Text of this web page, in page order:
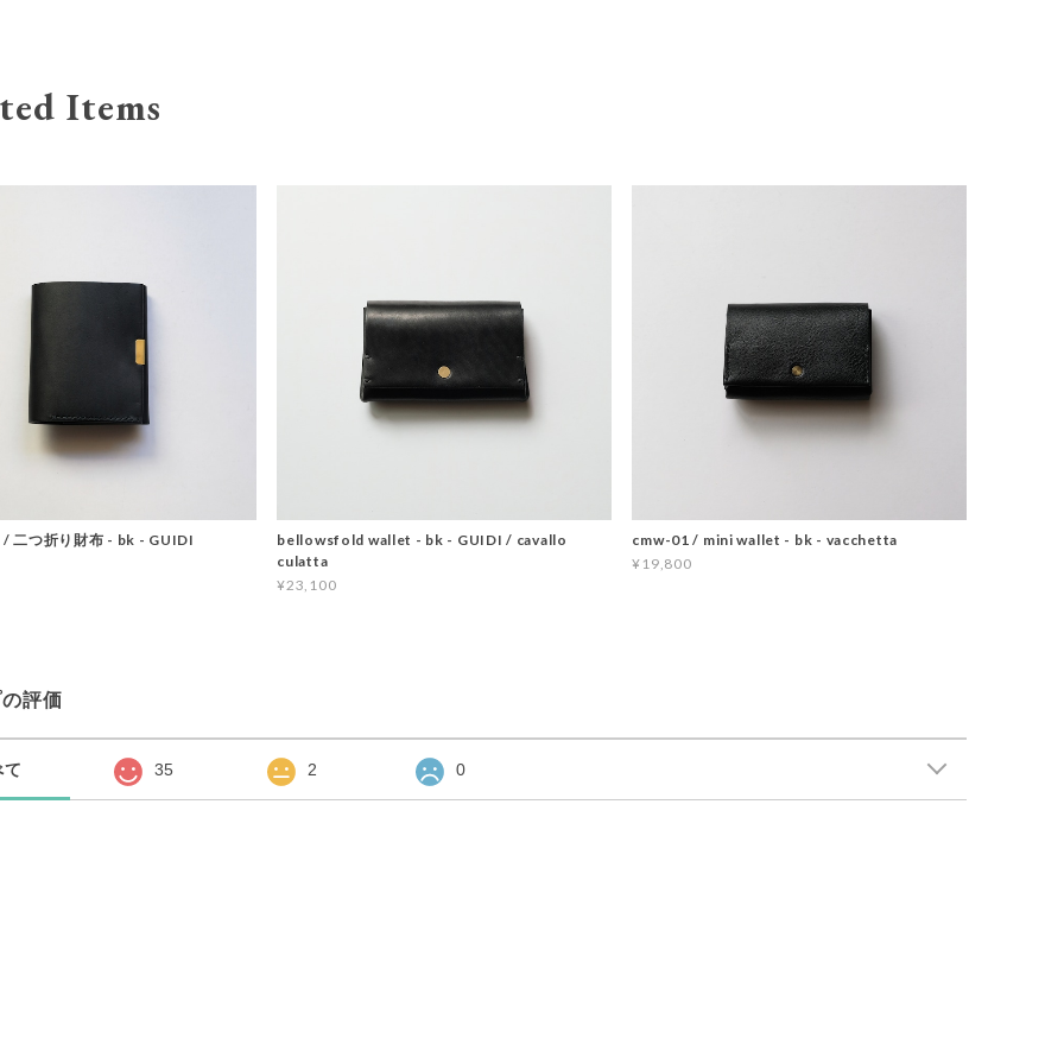
Items
二つ折り財布 - bk - GUIDI
bellowsfold wallet - bk - GUIDI / cavallo
culatta
¥23,100
cmw-01 / mini wallet - bk - vacchetta
¥19,800
評価
て 35 2 0